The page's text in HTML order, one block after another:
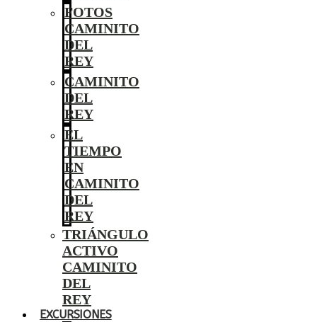
FOTOS
CAMINITO
DEL
REY
CAMINITO
DEL
REY
EL
TIEMPO
EN
CAMINITO
DEL
REY
TRIÁNGULO
ACTIVO
CAMINITO
DEL
REY
EXCURSIONES